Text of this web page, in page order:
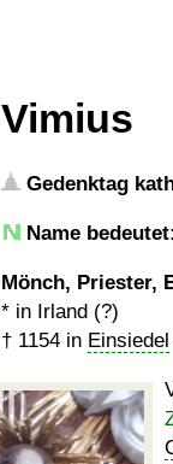
Vimius
Gedenktag
Name bedeutet:
Mönch, Priester,
* in Irland (?)
† 1154 in Einsiedel